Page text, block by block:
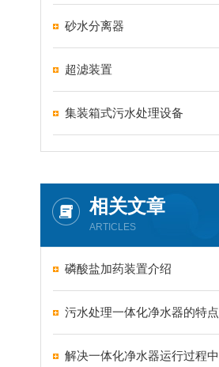
砂水分离器
超滤装置
集装箱式污水处理设备
相关文章
ARTICLES
磷酸盐加药装置介绍
污水处理一体化净水器的特点
解决一体化净水器运行过程中